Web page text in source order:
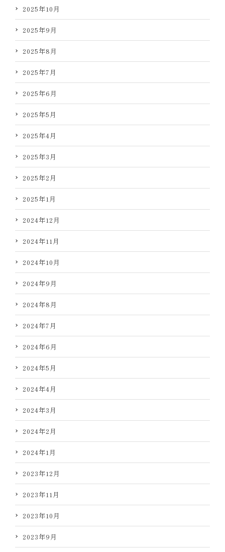
2025年10月
2025年9月
2025年8月
2025年7月
2025年6月
2025年5月
2025年4月
2025年3月
2025年2月
2025年1月
2024年12月
2024年11月
2024年10月
2024年9月
2024年8月
2024年7月
2024年6月
2024年5月
2024年4月
2024年3月
2024年2月
2024年1月
2023年12月
2023年11月
2023年10月
2023年9月